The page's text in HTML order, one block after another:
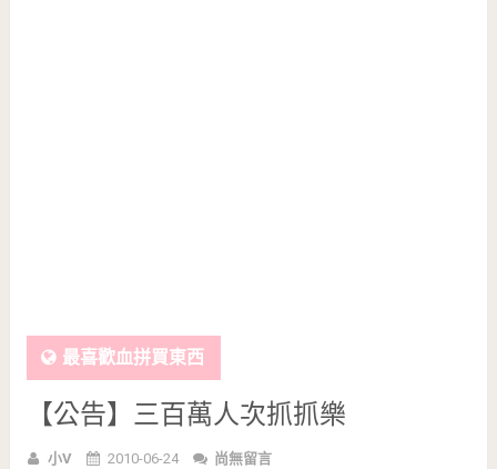
最喜歡血拼買東西
【公告】三百萬人次抓抓樂
小V 2010-06-24 尚無留言